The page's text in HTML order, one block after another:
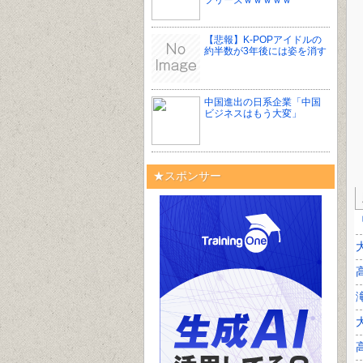
【悲報】K-POPアイドルの
約半数が3年後には姿を消す
中国進出の日系企業「中国
ビジネスはもう大変」
★スポンサー